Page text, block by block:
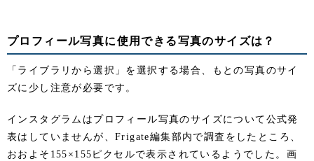
プロフィール写真に使用できる写真のサイズは？
「ライブラリから選択」を選択する場合、もとの写真のサイ
ズに少し注意が必要です。
インスタグラムはプロフィール写真のサイズについて公式発
表はしていませんが、Frigate編集部内で調査をしたところ、
おおよそ155×155ピクセルで表示されているようでした。画